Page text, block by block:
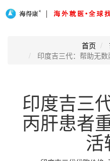
首页
印度吉三代：帮助无
印度吉三
丙肝患者
活